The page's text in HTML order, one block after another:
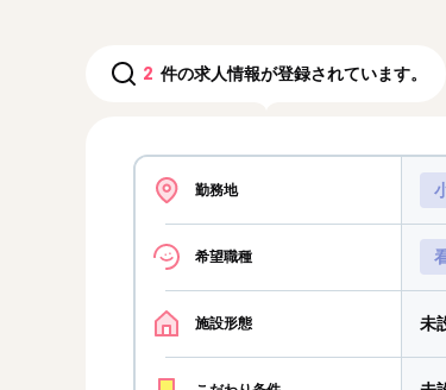
2 件の求人情報が登録されています。
勤務地
希望職種
施設形態 未